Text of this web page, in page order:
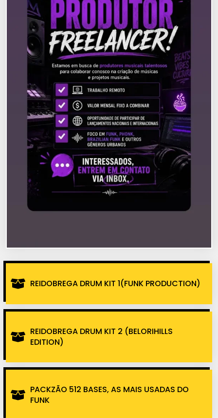
REIDOBREGA DRUM KIT 1(FUNK PRODUCTION)
REIDOBREGA DRUM KIT 2 (BELORIHILLS
EDITION)
PACKZÃO 512 BASES, AS MAIS USADAS DO
FUNK